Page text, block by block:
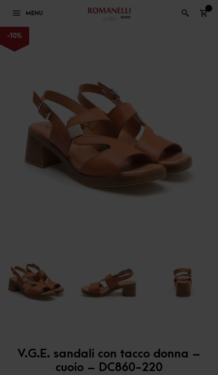
MENU
-10%
V.G.E. sandali con tacco donna –
cuoio – DC860-220